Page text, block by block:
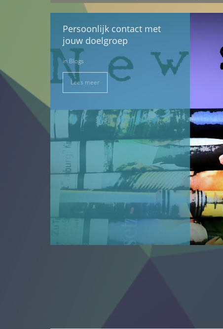
Persoonlijk contact met
jouw doelgroep
in Blogs
Lees meer